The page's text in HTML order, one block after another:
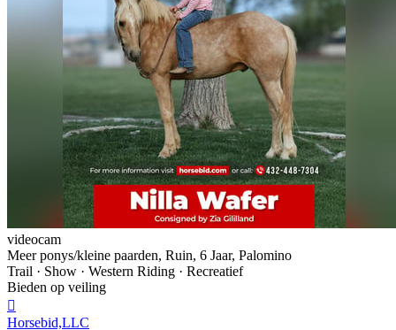
videocam
Meer ponys/kleine paarden, Ruin, 6 Jaar, Palomino
Trail · Show · Western Riding · Recreatief
Bieden op veiling

Horsebid,LLC